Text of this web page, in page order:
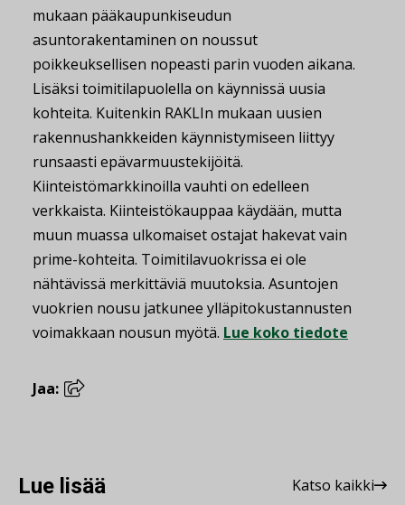
mukaan pääkaupunkiseudun
asuntorakentaminen on noussut
poikkeuksellisen nopeasti parin vuoden aikana.
Lisäksi toimitilapuolella on käynnissä uusia
kohteita. Kuitenkin RAKLIn mukaan uusien
rakennushankkeiden käynnistymiseen liittyy
runsaasti epävarmuustekijöitä.
Kiinteistömarkkinoilla vauhti on edelleen
verkkaista. Kiinteistökauppaa käydään, mutta
muun muassa ulkomaiset ostajat hakevat vain
prime-kohteita. Toimitilavuokrissa ei ole
nähtävissä merkittäviä muutoksia. Asuntojen
vuokrien nousu jatkunee ylläpitokustannusten
voimakkaan nousun myötä. Lue koko tiedote
Jaa:
Lue lisää Katso kaikki